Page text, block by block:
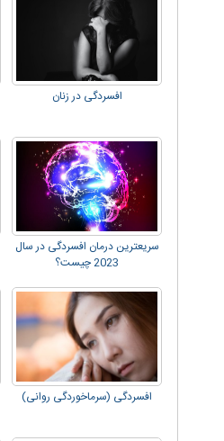
افسردگی در زنان
سریعترین درمان افسردگی در سال
2023 چیست؟
افسردگی (سرماخوردگی روانی)